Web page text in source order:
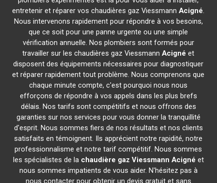
entretenir et réparer vos chaudières gaz ViessmannAcigné.
Nous intervenons rapidement pour répondre à vos besoins,
que ce soit pour une panne urgente ou une simple
vérification annuelle. Nos plombiers sont formés pour
travailler sur les chaudières gaz ViessmannAcigné et
disposent des équipements nécessaires pour diagnostiquer
et réparer rapidement tout problème. Nous comprenons que
chaque minute compte, c'est pourquoi nous nous
efforçons de répondre à vos appels dans les plus brefs
délais. Nos tarifs sont compétitifs et nous offrons des
garanties sur nos services pour vous donner la tranquillité
d'esprit. Nous sommes fiers de nos résultats et nos clients
satisfaits en témoignent. Ils apprécient notre rapidité, notre
professionnalisme et notre tarif compétitif. Nous sommes
les spécialistes de la chaudière gaz Viessmann Acigné et
nous sommes impatients de vous aider. N'hésitez pas à
nous contacter pour obtenir un devis gratuit et sans